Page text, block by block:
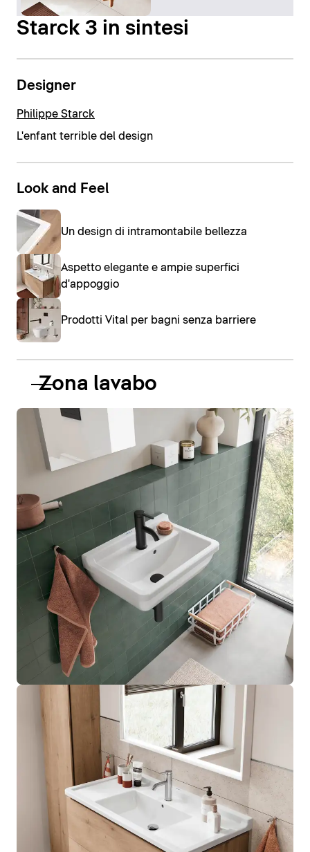
Starck 3 in sintesi
Designer
Philippe Starck
L'enfant terrible del design
Look and Feel
Un design di intramontabile bellezza
Aspetto elegante e ampie superfici
d'appoggio
Prodotti Vital per bagni senza barriere
Zona lavabo